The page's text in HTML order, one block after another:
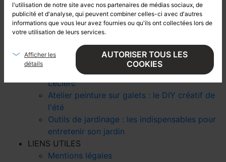
l'utilisation de notre site avec nos partenaires de médias sociaux, de
publicité et d'analyse, qui peuvent combiner celles-ci avec d'autres
informations que vous leur avez fournies ou qu'ils ont collectées lors de
votre utilisation de leurs services.
AUTORISER TOUS LES
COOKIES
Afficher les
détails
Réf : BRE300072
Réglet semi-rigide 30 cm
ACTUALITÉS
Wonday arrive chez Intermarché et E.
Leclerc
Atelier peinture sur galets : le DIY créatif de
l'été
Outils de jardinage : les indispensables pour
entretenir son jardin
LIENS UTILES
Mentions légales